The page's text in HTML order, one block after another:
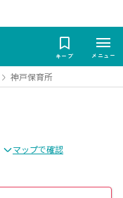
キープ メニュー
神戸保育所
マップで確認